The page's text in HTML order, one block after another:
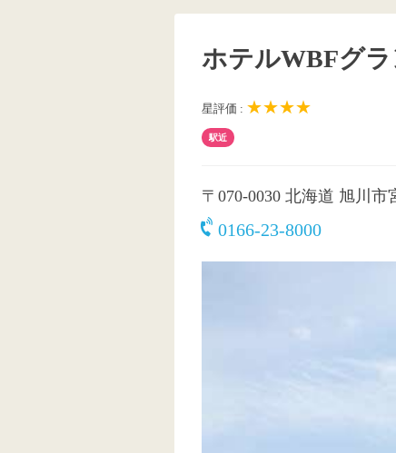
ホテルWBFグラ
星評価 : ★★★★
駅近
〒070-0030 北海道 旭川市
0166-23-8000